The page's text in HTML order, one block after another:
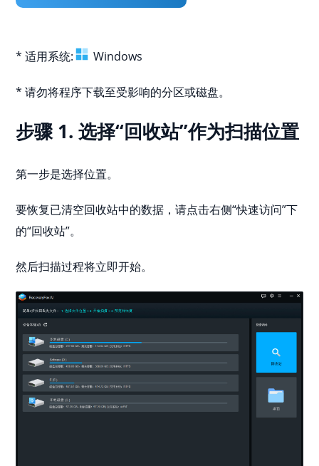
* 适用系统: Windows
* 请勿将程序下载至受影响的分区或磁盘。
步骤 1. 选择“回收站”作为扫描位置
第一步是选择位置。
要恢复已清空回收站中的数据，请点击右侧“快速访问”下
的“回收站”。
然后扫描过程将立即开始。